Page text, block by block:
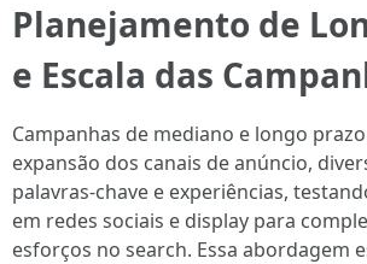
Planejamento de
e Escala das
Campanhas de mediano e longo
expansão dos canais de anúncio,
palavras-chave e experiências,
em redes sociais e display para
esforços no search. Essa abordagem